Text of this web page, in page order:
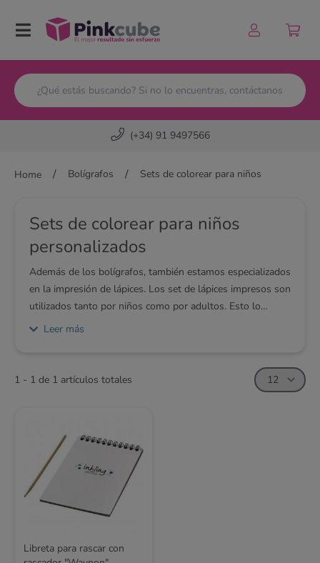
Pinkcube
(+34) 91 9497566
Home / Bolígrafos / Sets de colorear para niños
Sets de colorear para niños
personalizados
Además de los bolígrafos, también estamos especializados
en la impresión de lápices. Los set de lápices impresos son
utilizados tanto por niños como por adultos. Esto lo
convierte en un gran artículo promocional tanto para la
mismo, no dudes en ponerte en contacto con nuestros
Leer más
1 - 1 de 1 artículos totales
Libreta para rascar con